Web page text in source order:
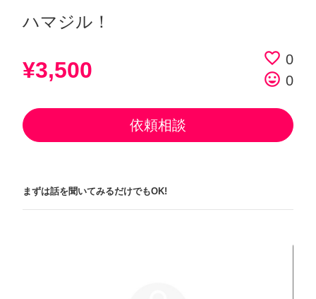
ハマジル！
¥3,500 favorite_border 0
tag_faces 0
依頼相談
まずは話を聞いてみるだけでもOK!